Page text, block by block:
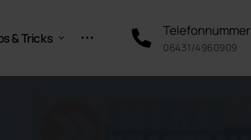
& Tricks Telefonnummer
06431/4960909